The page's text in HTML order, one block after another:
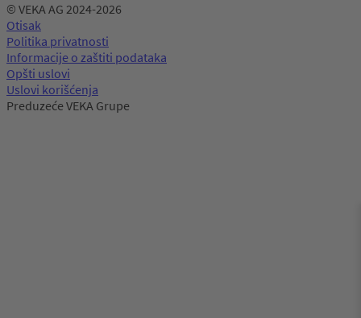
© VEKA AG 2024-2026
Otisak
Politika privatnosti
Informacije o zaštiti podataka
Opšti uslovi
Uslovi korišćenja
Preduzeće VEKA Grupe